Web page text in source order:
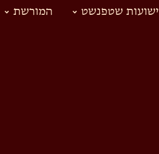
ישועות שטפנשט המורשת